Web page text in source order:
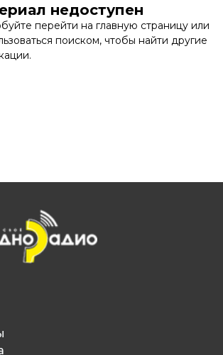
недоступен
перейти на главную страницу или
поиском, чтобы найти другие